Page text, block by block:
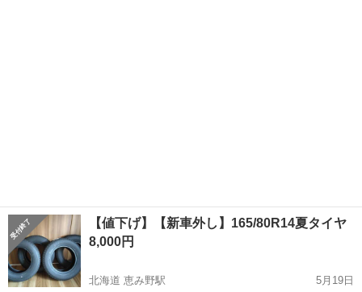
【値下げ】【新車外し】165/80R14夏タイヤ
8,000円
北海道 恵み野駅
5月19日